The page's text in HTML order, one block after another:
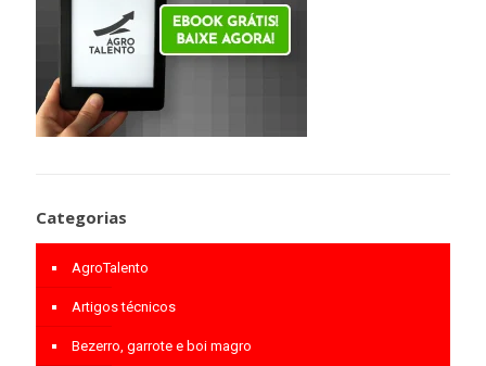
Categorias
AgroTalento
Artigos técnicos
Bezerro, garrote e boi magro